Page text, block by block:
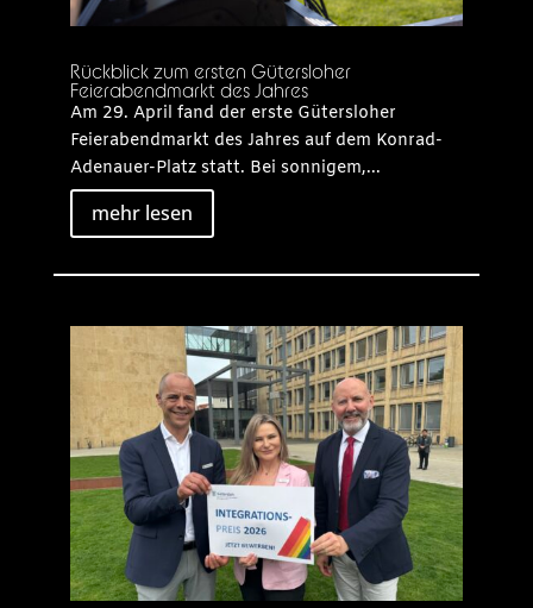
Rückblick zum ersten Gütersloher
Feierabendmarkt des Jahres
Am 29. April fand der erste Gütersloher
Feierabendmarkt des Jahres auf dem Konrad-
Adenauer-Platz statt. Bei sonnigem,...
mehr lesen